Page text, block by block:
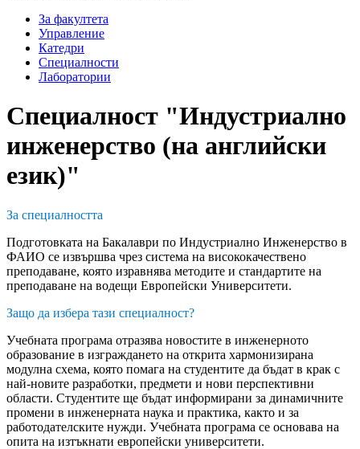
За факултета
Управление
Катедри
Специалности
Лаборатории
Специалност "Индустриално
инженерство (на английски
език)"
За специалността
Подготовката на Бакалаври по Индустриално Инженерство в
ФАИО се извършва чрез система на висококачествено
преподаване, която изравнява методите и стандартите на
преподаване на водещи Европейски Университети.
Защо да избера тази специалност?
Учебната програма отразява новостите в инженерното
образование в изграждането на открита хармонизирана
модулна схема, която помага на студентите да бъдат в крак с
най-новите разработки, предмети и нови перспективни
области. Студентите ще бъдат информирани за динамичните
промени в инженерната наука и практика, както и за
работодателските нужди. Учебната програма се основава на
опита на изтъкнати европейски университети.